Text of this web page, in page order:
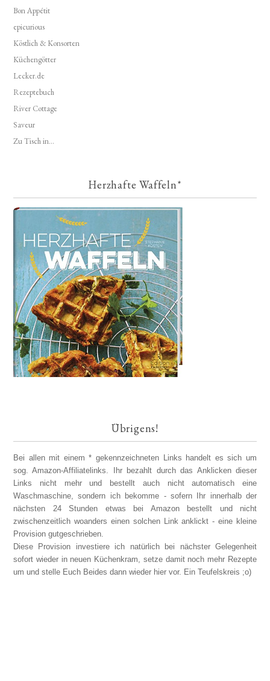
Bon Appétit
epicurious
Köstlich & Konsorten
Küchengötter
Lecker.de
Rezeptebuch
River Cottage
Saveur
Zu Tisch in...
Herzhafte Waffeln*
Übrigens!
Bei allen mit einem * gekennzeichneten Links handelt es sich um
sog. Amazon-Affiliatelinks. Ihr bezahlt durch das Anklicken dieser
Links nicht mehr und bestellt auch nicht automatisch eine
Waschmaschine, sondern ich bekomme - sofern Ihr innerhalb der
nächsten 24 Stunden etwas bei Amazon bestellt und nicht
zwischenzeitlich woanders einen solchen Link anklickt - eine kleine
Provision gutgeschrieben.
Diese Provision investiere ich natürlich bei nächster Gelegenheit
sofort wieder in neuen Küchenkram, setze damit noch mehr Rezepte
um und stelle Euch Beides dann wieder hier vor. Ein Teufelskreis ;o)